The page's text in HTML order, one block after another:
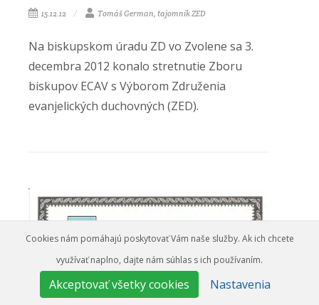
15.12.12 Tomáš German, tajomník ZED
Na biskupskom úradu ZD vo Zvolene sa 3.
decembra 2012 konalo stretnutie Zboru
biskupov ECAV s Výborom Združenia
evanjelických duchovných (ZED).
Cookies nám pomáhajú poskytovať Vám naše služby. Ak ich chcete
využívať naplno, dajte nám súhlas s ich používaním.
Akceptovať všetky cookies Nastavenia